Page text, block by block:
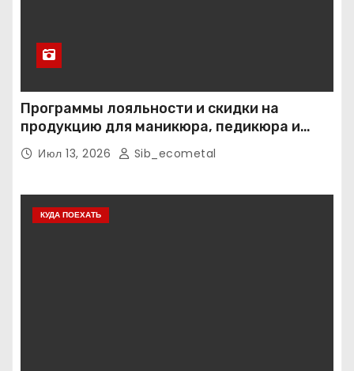
Программы лояльности и скидки на
продукцию для маникюра, педикюра и
наращивания ресниц
Июл 13, 2026 Sib_ecometal
КУДА ПОЕХАТЬ